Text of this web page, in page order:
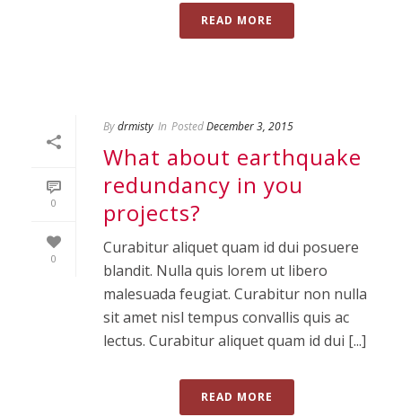
READ MORE
0
0
Bydrmisty In PostedDecember 3, 2015
What about earthquake
redundancy in you
projects?
Curabitur aliquet quam id dui posuere
blandit. Nulla quis lorem ut libero
malesuada feugiat. Curabitur non nulla
sit amet nisl tempus convallis quis ac
lectus. Curabitur aliquet quam id dui [...]
READ MORE